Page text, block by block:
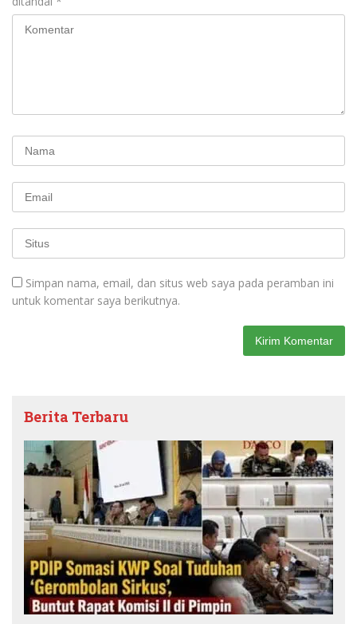
Simpan nama, email, dan situs web saya pada peramban ini
untuk komentar saya berikutnya.
Berita Terbaru